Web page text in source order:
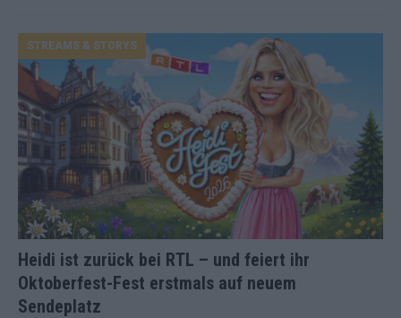
Heidi ist zurück bei RTL – und feiert ihr
Oktoberfest-Fest erstmals auf neuem
Sendeplatz
STREAMS & STORYS